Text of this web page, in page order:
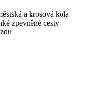
a krosová kola
zpevněné cesty